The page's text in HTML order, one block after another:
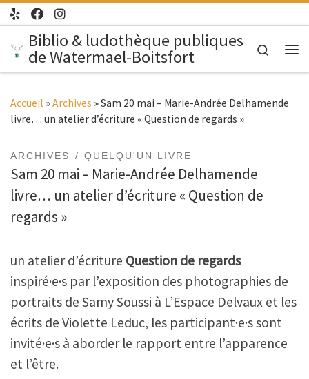
Passer au contenu
Biblio & ludothèque publiques
de Watermael-Boitsfort
Search
Accueil »Archives »Sam 20 mai – Marie-Andrée Delhamende
livre… un atelier d’écriture « Question de regards »
ARCHIVES QUELQU'UN LIVRE
Sam 20 mai – Marie-Andrée Delhamende
livre… un atelier d’écriture « Question de
regards »
un atelier d’écriture Question de regards
inspiré·e·s par l’exposition des photographies de
portraits de Samy Soussi à L’Espace Delvaux et les
écrits de Violette Leduc, les participant·e·s sont
invité·e·s à aborder le rapport entre l’apparence
et l’être.